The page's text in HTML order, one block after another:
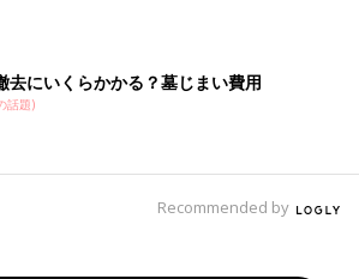
去にいくらかかる？墓じまい費用
話題)
Recommended by